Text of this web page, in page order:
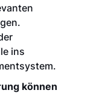
ins
können